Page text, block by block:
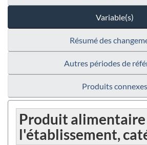
Variable(s)
Résumé des
Autres périodes de
Produits connexes
Produit alimentaire
l'établissement,